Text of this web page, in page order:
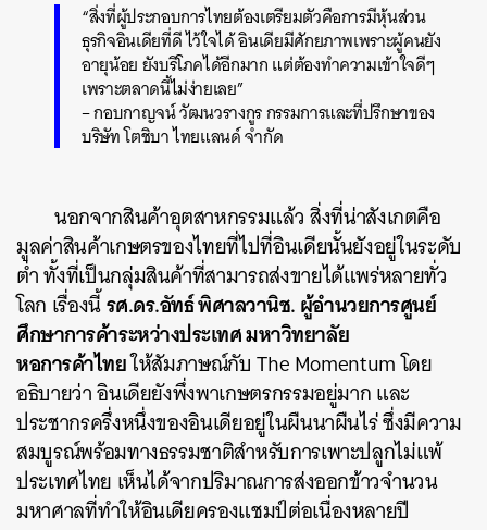
“สิ่งที่ผู้ประกอบการไทยต้องเตรียมตัวคือการมีหุ้นส่วน
ธุรกิจอินเดียที่ดี ไว้ใจได้ อินเดียมีศักยภาพเพราะผู้คนยัง
อายุน้อย ยังบริโภคได้อีกมาก แต่ต้องทำความเข้าใจดีๆ
เพราะตลาดนี้ไม่ง่ายเลย”
– กอบกาญจน์ วัฒนวรางกูร กรรมการและที่ปรึกษาของ
บริษัท โตชิบา ไทยแลนด์ จำกัด
นอกจากสินค้าอุตสาหกรรมแล้วสิ่งที่น่าสังเกตคือ
มูลค่าสินค้าเกษตรของไทยที่ไปที่อินเดียนั้นยังอยู่ในระดับ
ต่ำ ทั้งที่เป็นกลุ่มสินค้าที่สามารถส่งขายได้แพร่หลายทั่ว
โลก เรื่องนี้รศ.ดร.อัทธ์ พิศาลวานิช. ผู้อำนวยการศูนย์
ศึกษาการค้าระหว่างประเทศ มหาวิทยาลัย
หอการค้าไทยให้สัมภาษณ์กับ The Momentum โดย
อธิบายว่า อินเดียยังพึ่งพาเกษตรกรรมอยู่มาก และ
ประชากรครึ่งหนึ่งของอินเดียอยู่ในผืนนาผืนไร่ ซึ่งมีความ
สมบูรณ์พร้อมทางธรรมชาติสำหรับการเพาะปลูกไม่แพ้
ประเทศไทย เห็นได้จากปริมาณการส่งออกข้าวจำนวน
มหาศาลที่ทำให้อินเดียครองแชมป์ต่อเนื่องหลายปี